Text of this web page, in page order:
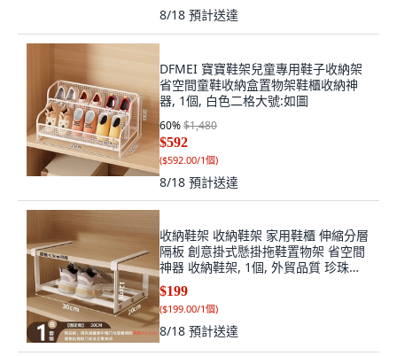
8/18 預計送達
DFMEI 寶寶鞋架兒童專用鞋子收納架
省空間童鞋收納盒置物架鞋櫃收納神
器, 1個, 白色二格大號:如圖
60%$1,480
$592
($592.00/1個)
8/18 預計送達
收納鞋架 收納鞋架 家用鞋櫃 伸縮分層
隔板 創意掛式懸掛拖鞋置物架 省空間
神器 收納鞋架, 1個, 外貿品質 珍珠白
陞級加粗,1個 下掛式支架30cm固定,
珍珠白
$199
($199.00/1個)
8/18 預計送達